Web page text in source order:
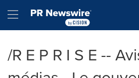
Hamburger menu
/R E P R I S E --